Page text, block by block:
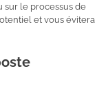
sur le processus de
et vous évitera